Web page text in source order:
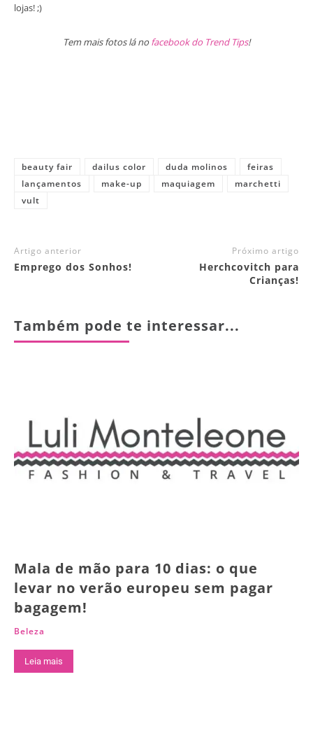
lojas! ;)
Tem mais fotos lá no facebook do Trend Tips!
beauty fair dailus color duda molinos
feiras
lançamentos
make-up maquiagem
marchetti
vult
Artigo anterior
Emprego dos Sonhos!
Próximo artigo
Herchcovitch para
Crianças!
Também pode te interessar...
Mala de mão para 10 dias: o que
levar no verão europeu sem pagar
bagagem!
Beleza
Leia mais